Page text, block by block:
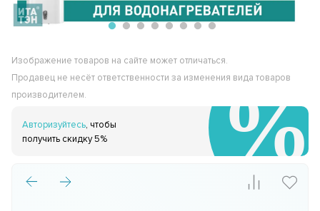
Изображение товаров на сайте может отличаться.
Продавец не несёт ответственности за изменения вида товаров
производителем.
Авторизуйтесь, чтобы
получить скидку 5%